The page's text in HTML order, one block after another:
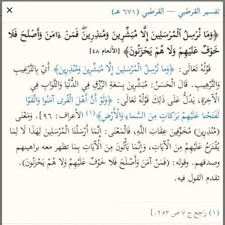
ساهم معنا في نشر القرآن والعلم الشرعي
الباحث القرآني
بحث تفسير علوم معاجم
Type 2 or more characters for results.
Type 1 or more
characters for results.
أمّهات
تفسير الطبري
تفسير ابن كثير
تفسير القرطبي
عامّة
فتح البيان للقنوجي
فتح القدير للشوكاني
معاصرة
الميسر
المختصر في
التفسير
تفسير القرطبي — القرطبي (٦٧١ هـ)
✕
خَوۡفٌ عَلَیۡهِمۡ وَلَا هُمۡ یَحۡزَنُونَ﴾ [الأنعام ٤٨]
قَوْلُهُ تَعَالَى: ﴿وَما نُرْسِلُ الْمُرْسَلِينَ إِلَّا مُبَشِّرِينَ وَمُنْذِرِينَ﴾
الْآخِرَةِ، يَدُلُّ عَلَى ذَلِكَ قَوْلُهُ تَعَالَى:
لَفَتَحْنا عَلَيْهِمْ بَرَكاتٍ مِنَ السَّماءِ وَالْأَرْضِ﴾(١)
تقدم القول فيه.
(١) راجع ج ٧ ص ٢٥٣.]